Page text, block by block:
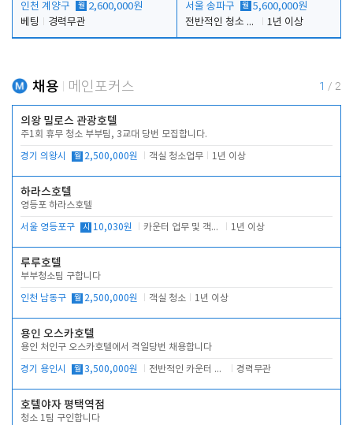
인천 계양구 월 2,600,000원
베팅
경력무관
서울 송파구 월 5,600,000원
전반적인 청소 업무(객실청소.객실정리)
1년 이상
채용 메인포커스 1 / 2
의왕 밀로스 관광호텔
주1회 휴무 청소 부부팀, 3교대 당번 모집합니다.
경기 의왕시 월 2,500,000원 객실 청소업무 1년 이상
하라스호텔
영등포 하라스호텔
서울 영등포구 시 10,030원 카운터 업무 및 객실관리(청소상태 확인, 객실판매) 1년 이상
루루호텔
부부청소팀 구합니다
인천 남동구 월 2,500,000원 객실 청소 1년 이상
용인 오스카호텔
용인 처인구 오스카호텔에서 격일당번 채용합니다
경기 용인시 월 3,500,000원 전반적인 카운터 업무 경력무관
호텔야자 평택역점
청소 1팀 구인합니다